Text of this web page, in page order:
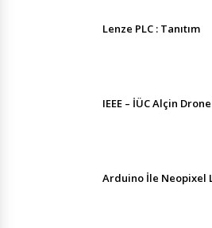
Lenze PLC : Tanıtım
IEEE – İÜC Alçin Drone
Arduino İle Neopixel